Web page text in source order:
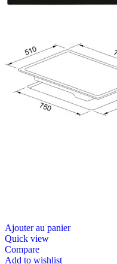
Ajouter au panier
Quick view
Compare
Add to wishlist